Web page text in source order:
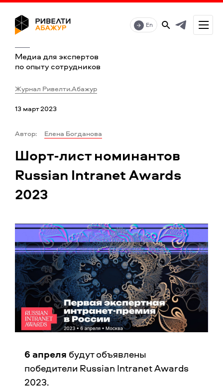
Медиа для экспертов
по опыту сотрудников
En
Журнал Ривелти.Абажур
13 март 2023
Автор: Елена Богданова
Шорт-лист номинантов
Russian Intranet Awards
2023
6 апреля будут объявлены
победители Russian Intranet Awards
2023.